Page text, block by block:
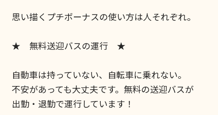
思い描くプチボーナスの使い方は人それぞれ。
★ 無料送迎バスの運行 ★
自動車は持っていない、自転車に乗れない。
不安があっても大丈夫です。無料の送迎バスが
出勤・退勤で運行しています！